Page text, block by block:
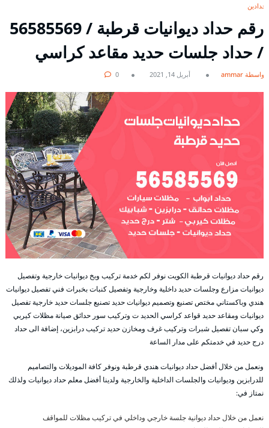
حدادين
رقم حداد ديوانيات قرطبة / 56585569
/ حداد جلسات حديد مقاعد كراسي
بواسطة ammar أبريل 14, 2021 0
رقم حداد ديوانيات قرطبة الكويت نوفر لكم خدمة تركيب وبخ ديوانيات خارجية وتفصيل
ديوانيات مزارع وجلسات حديد داخلية وخارجية وتفصيل كنبات بخبرات فني تفصيل ديوانيات
هندي وباكستاني مختص تصنيع وتصميم ديوانيات حديد تصنيع جلسات حديد خارجية تفصيل
ديوانيات ومقاعد حديد قواعد كراسي الحديد ت وتركيب سور حدائق صيانة مظلات كيربي
وكي سبان تفصيل شبرات وتركيب غرف ومخازن حديد تركيب درابزين، إضافة الى حداد
درج حديد في خدمتكم على مدار الساعة
ونعمل من خلال أفضل حداد ديوانيات هندي قرطبة ونوفر كافة الموديلات والتصاميم
للدرابزين وديوانيات والجلسات الداخلية والخارجية ولدينا أفضل معلم حداد ديوانيات ولذلك
نمتاز في:
نعمل من خلال حداد ديوانية جلسة خارجي وداخلي في تركيب مظلات للمواقف